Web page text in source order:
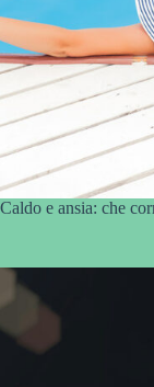
Caldo e ansia: che